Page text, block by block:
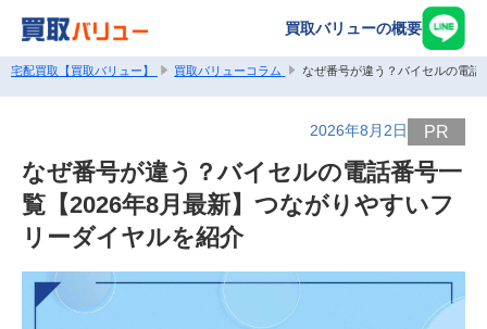
買取バリューの概要
宅配買取【買取バリュー】 買取バリューコラム なぜ番号が違う？バイセルの電
2026年8月2日 PR
なぜ番号が違う？バイセルの電話番号一
覧【2026年8月最新】つながりやすいフ
リーダイヤルを紹介